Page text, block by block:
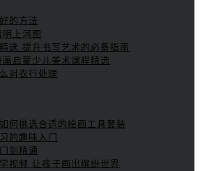
的方法
明上河图
选 提升书写艺术的必备指南
启蒙少儿美术课程精选
对衣行处理
何挑选合适的绘画工具套装
的趣味入门
到精通
视频 让孩子画出缤纷世界